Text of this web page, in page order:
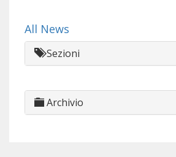
All News
Sezioni
Archivio